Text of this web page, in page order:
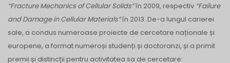
“Fracture Mechanics of Cellular Solids”în 2009, respectiv “Failure
and Damage in Cellular Materials”în 2013. De-a lungul carierei
sale, a condus numeroase proiecte de cercetare naționale și
europene, a format numeroși studenți și doctoranzi, și a primit
premii și distincții pentru activitatea sa de cercetare: